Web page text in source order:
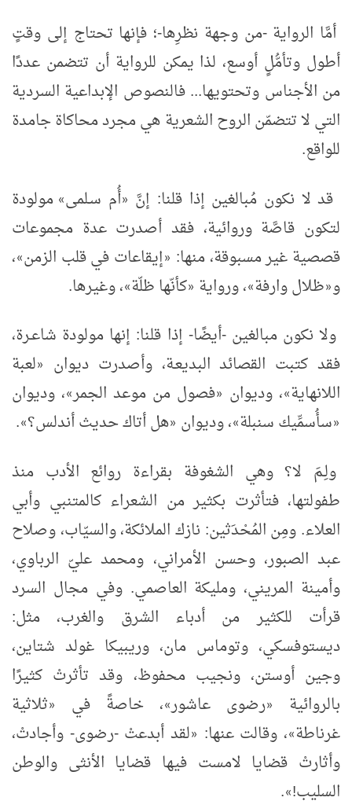
أمَّا الرواية -من وجهة نظرِها-؛ فإنها تحتاج إلى وقتٍ
أطول وتأمُّلٍ أوسع، لذا يمكن للرواية أن تتضمن عددًا
من الأجناس وتحتويها... فالنصوص الإبداعية السردية
التي لا تتضمّن الروح الشعرية هي مجرد محاكاة جامدة
للواقع.
قد لا نكون مُبالغين إذا قلنا: إنَّ «أُم سـلمى» مولودة
لتكون قاصَّة وروائية، فقد أصدرت عدة مجموعات
قصصية غير مسبوقة، منها: «إيقاعات في قلب الزمن»،
و«ظلال وارفة»، ورواية «كأنّها ظلّة»، وغيرها.
ولا نكون مبالغين -أيضًا- إذا قلنا: إنها مولودة شاعـرة،
فقد كتبت القصائد البديعـة، وأصدرت ديوان
«لعبة
اللانهاية»، وديوان «فصول من موعد الجمر»، وديوان
«سأُسمِّيك سنبلة»، وديوان «هل أتاك حديث أندلس؟»
.
ولِـمَ لا؟ وهي الشغوفة بقراءة روائع الأدب منذ
طفولتها، فتأثرت بكثير من الشعراء كالمتنبي وأبي
العلاء. ومِن المُحْدَثين: نازك الملائكة، والسيّاب، وصلاح
عبد الصبور، وحسن الأمراني، ومحمد عليّ الرباوي،
وأمينة المريني، ومليكة العاصمي. وفي مجال السرد
قرأت للكثير من أدباء الشرق والغرب، مثل:
ديستوفسكي، وتوماس مان، وريبيكا غولد شتاين،
وجين أوستن، ونجيب محفوظ، وقد تأثرتْ كثيرًا
بالروائية
«رضوى عاشور»، خاصةً في «ثلاثية
غرناطة»، وقالت عنها: «لقد أبدعتْ -رضوى- وأجادتْ،
وأثارتْ قضايا لامست فيها قضايا الأنثى والوطن
السليب!»
.